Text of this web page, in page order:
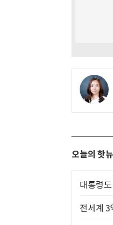
오늘의 핫
대통령
전세계